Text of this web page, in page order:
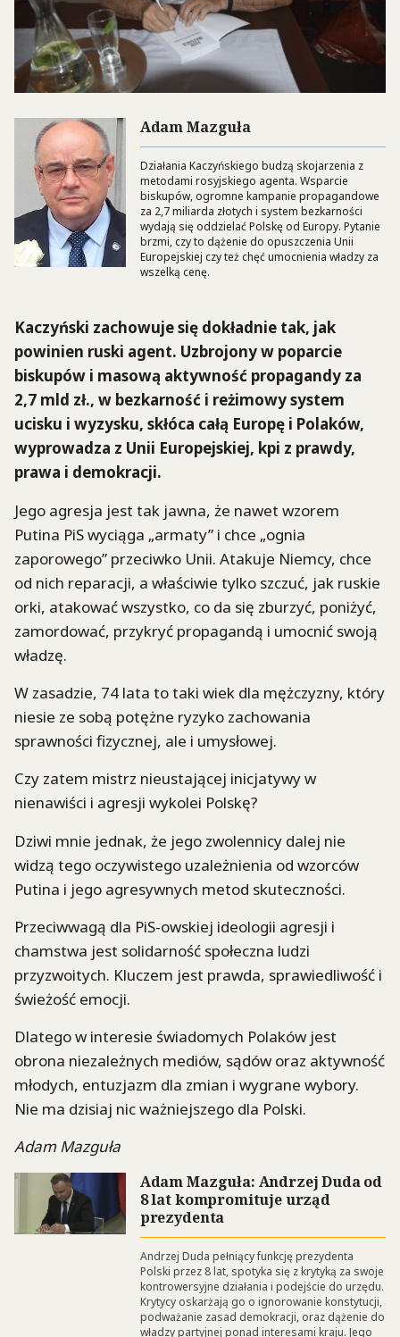
Adam Mazguła
Działania Kaczyńskiego budzą skojarzenia z
metodami rosyjskiego agenta. Wsparcie
biskupów, ogromne kampanie propagandowe
za 2,7 miliarda złotych i system bezkarności
wydają się oddzielać Polskę od Europy. Pytanie
brzmi, czy to dążenie do opuszczenia Unii
Europejskiej czy też chęć umocnienia władzy za
wszelką cenę.
Kaczyński zachowuje się dokładnie tak, jak
powinien ruski agent. Uzbrojony w poparcie
biskupów i masową aktywność propagandy za
2,7 mld zł., w bezkarność i reżimowy system
ucisku i wyzysku, skłóca całą Europę i Polaków,
wyprowadza z Unii Europejskiej, kpi z prawdy,
prawa i demokracji.
Jego agresja jest tak jawna, że nawet wzorem
Putina PiS wyciąga „armaty” i chce „ognia
zaporowego” przeciwko Unii. Atakuje Niemcy, chce
od nich reparacji, a właściwie tylko szczuć, jak ruskie
orki, atakować wszystko, co da się zburzyć, poniżyć,
zamordować, przykryć propagandą i umocnić swoją
władzę.
W zasadzie, 74 lata to taki wiek dla mężczyzny, który
niesie ze sobą potężne ryzyko zachowania
sprawności fizycznej, ale i umysłowej.
Czy zatem mistrz nieustającej inicjatywy w
nienawiści i agresji wykolei Polskę?
Dziwi mnie jednak, że jego zwolennicy dalej nie
widzą tego oczywistego uzależnienia od wzorców
Putina i jego agresywnych metod skuteczności.
Przeciwwagą dla PiS-owskiej ideologii agresji i
chamstwa jest solidarność społeczna ludzi
przyzwoitych. Kluczem jest prawda, sprawiedliwość i
świeżość emocji.
Dlatego w interesie świadomych Polaków jest
obrona niezależnych mediów, sądów oraz aktywność
młodych, entuzjazm dla zmian i wygrane wybory.
Nie ma dzisiaj nic ważniejszego dla Polski.
Adam Mazguła
Adam Mazguła: Andrzej Duda od
8 lat kompromituje urząd
prezydenta
Andrzej Duda pełniący funkcję prezydenta
Polski przez 8 lat, spotyka się z krytyką za swoje
kontrowersyjne działania i podejście do urzędu.
Krytycy oskarżają go o ignorowanie konstytucji,
podważanie zasad demokracji, oraz dążenie do
władzy partyjnej ponad interesami kraju. Jego